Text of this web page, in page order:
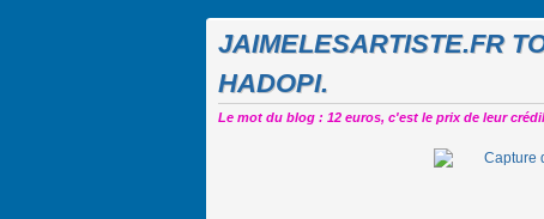
JAIMELESARTISTE.FR
HADOPI.
Le mot du blog : 12 euros, c'est le prix de leur